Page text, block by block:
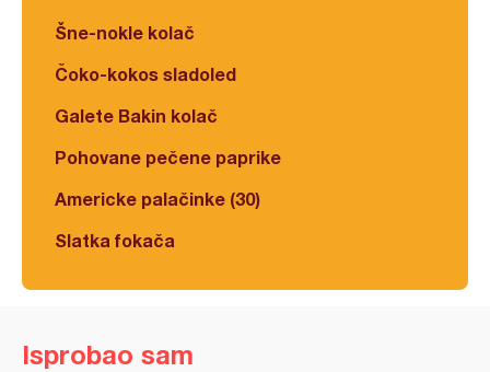
Šne-nokle kolač
Čoko-kokos sladoled
Galete Bakin kolač
Pohovane pečene paprike
Americke palačinke (30)
Slatka fokača
Isprobao sam